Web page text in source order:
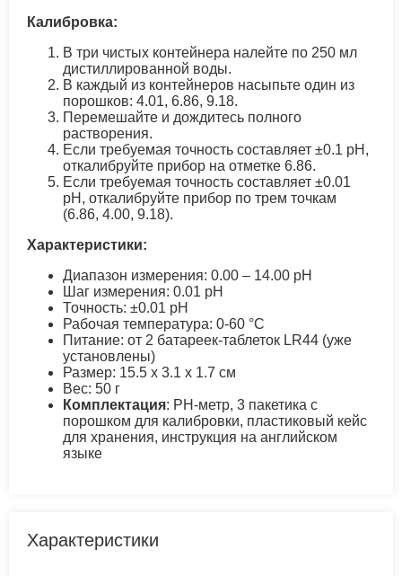
Калибровка:
В три чистых контейнера налейте по 250 мл
дистиллированной воды.
В каждый из контейнеров насыпьте один из
порошков: 4.01, 6.86, 9.18.
Перемешайте и дождитесь полного
растворения.
Если требуемая точность составляет ±0.1 pH,
откалибруйте прибор на отметке 6.86.
Если требуемая точность составляет ±0.01
pH, откалибруйте прибор по трем точкам
(6.86, 4.00, 9.18).
Характеристики:
Диапазон измерения: 0.00 – 14.00 pH
Шаг измерения: 0.01 pH
Точность: ±0.01 pH
Рабочая температура: 0-60 °C
Питание: от 2 батареек-таблеток LR44 (уже
установлены)
Размер: 15.5 х 3.1 х 1.7 см
Вес: 50 г
Комплектация: PH-метр, 3 пакетика с
порошком для калибровки, пластиковый кейс
для хранения, инструкция на английском
языке
Характеристики